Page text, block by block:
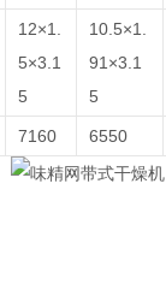
12×1.
5×3.1
5
10.5×1.
91×3.1
5
7160 6550